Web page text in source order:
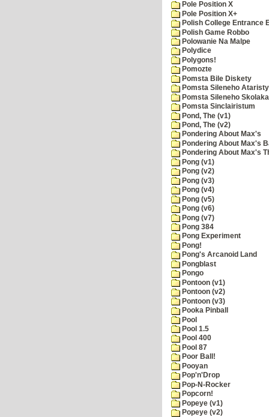
Pole Position X
Pole Position X+
Polish College Entrance
Polish Game Robbo
Polowanie Na Malpe
Polydice
Polygons!
Pomozte
Pomsta Bile Diskety
Pomsta Sileneho Ataristy
Pomsta Sileneho Skolaka
Pomsta Sinclairistum
Pond, The (v1)
Pond, The (v2)
Pondering About Max's
Pondering About Max's
Pondering About Max's
Pong (v1)
Pong (v2)
Pong (v3)
Pong (v4)
Pong (v5)
Pong (v6)
Pong (v7)
Pong 384
Pong Experiment
Pong!
Pong's Arcanoid Land
Pongblast
Pongo
Pontoon (v1)
Pontoon (v2)
Pontoon (v3)
Pooka Pinball
Pool
Pool 1.5
Pool 400
Pool 87
Poor Ball!
Pooyan
Pop'n'Drop
Pop-N-Rocker
Popcorn!
Popeye (v1)
Popeye (v2)